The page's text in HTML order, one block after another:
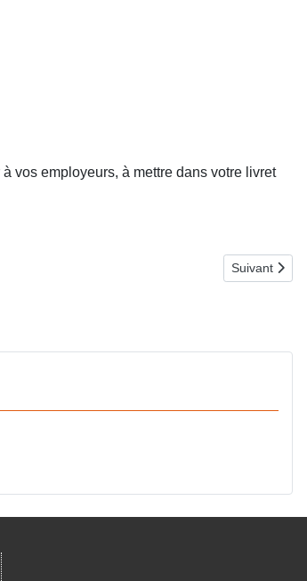
vos employeurs, à mettre dans votre livret
Article
Suivant